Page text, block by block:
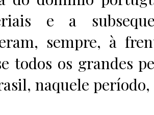
e a
sempre, à
todos os grandes
naquele